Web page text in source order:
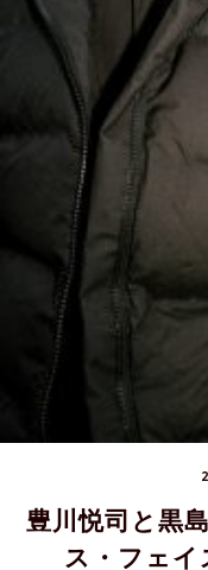
豊川悦司と黒
ス・フェ